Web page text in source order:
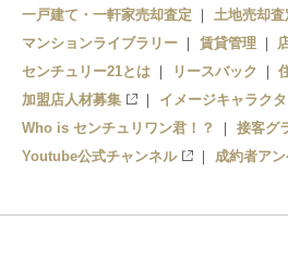
一戸建て・一軒家売却査定
土地売却査
マンションライブラリー
賃貸管理
センチュリー21とは
リースバック
加盟店人材募集
イメージキャラク
Who is センチュリワン君！？
接客グ
Youtube公式チャンネル
成約者ア